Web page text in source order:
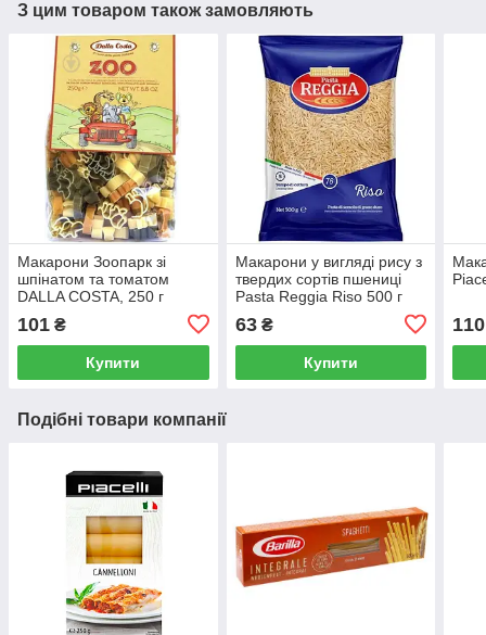
З цим товаром також замовляють
Макарони Зоопарк зі
шпінатом та томатом
DALLA COSTA, 250 г
101 ₴
Купити
Макарони у вигляді рису з
твердих сортів пшениці
Pasta Reggia Riso 500 г
63₴
Купити
110
Подібні товари компанії